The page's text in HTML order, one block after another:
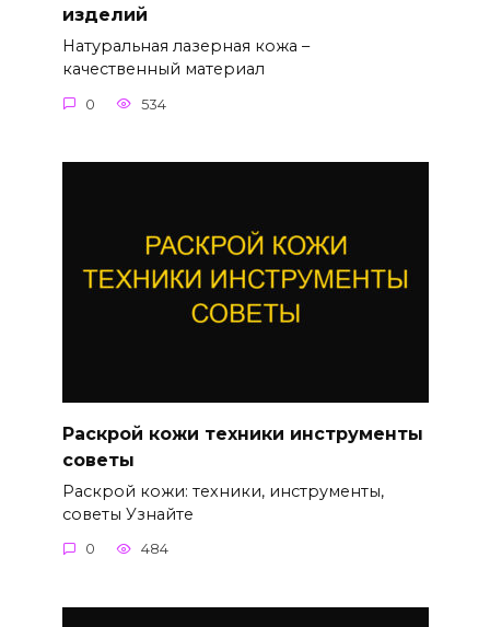
изделий
Натуральная лазерная кожа –
качественный материал
0 534
Раскрой кожи техники инструменты
советы
Раскрой кожи: техники, инструменты,
советы Узнайте
0 484